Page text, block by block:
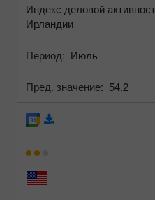
Индекс деловой
Ирландии
Период: Июль
Пред. значение: 54.2